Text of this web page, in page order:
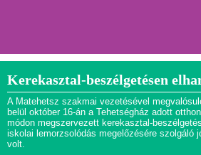
Kerekasztal-beszélgetésen
A Matehetsz szakmai vezetésével
belül október 16-án a Tehetségház adott
módon megszervezett kerekasztal-
iskolai lemorzsolódás megelőzésére szolgáló
volt.